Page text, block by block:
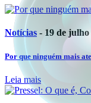
Notícias - 19 de julho
Por que ninguém mais
Leia mais